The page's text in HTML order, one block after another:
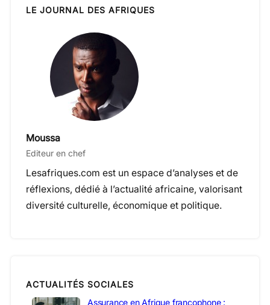
LE JOURNAL DES AFRIQUES
Moussa
Editeur en chef
Lesafriques.com est un espace d’analyses et de
réflexions, dédié à l’actualité africaine, valorisant
diversité culturelle, économique et politique.
ACTUALITÉS SOCIALES
Assurance en Afrique francophone :